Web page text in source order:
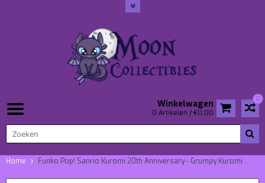
0
Winkelwagen
0 Artikelen / €0,00
Home Funko Pop! Sanrio Kuromi 20th Anniversary - Grumpy Kuromi